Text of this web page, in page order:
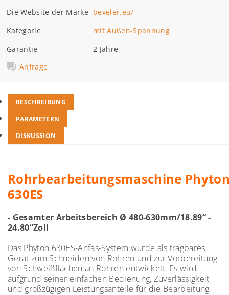
Die Website der Marke beveler.eu/
Kategorie
mit Außen-Spannung
Garantie
2 Jahre
Anfrage
BESCHREIBUNG
PARAMETERN
DISKUSSION
Rohrbearbeitungsmaschine
630ES
- Gesamter Arbeitsbereich Ø 480-630mm/18.89“ -
24.80“Zoll
Das Phyton 630ES-Anfas-System wurde als tragbares
Gerät zum Schneiden von Rohren und zur Vorbereitung
von Schweißflächen an Rohren entwickelt. Es wird
aufgrund seiner einfachen Bedienung, Zuverlässigkeit
und großzügigen Leistungsanteile für die Bearbeitung